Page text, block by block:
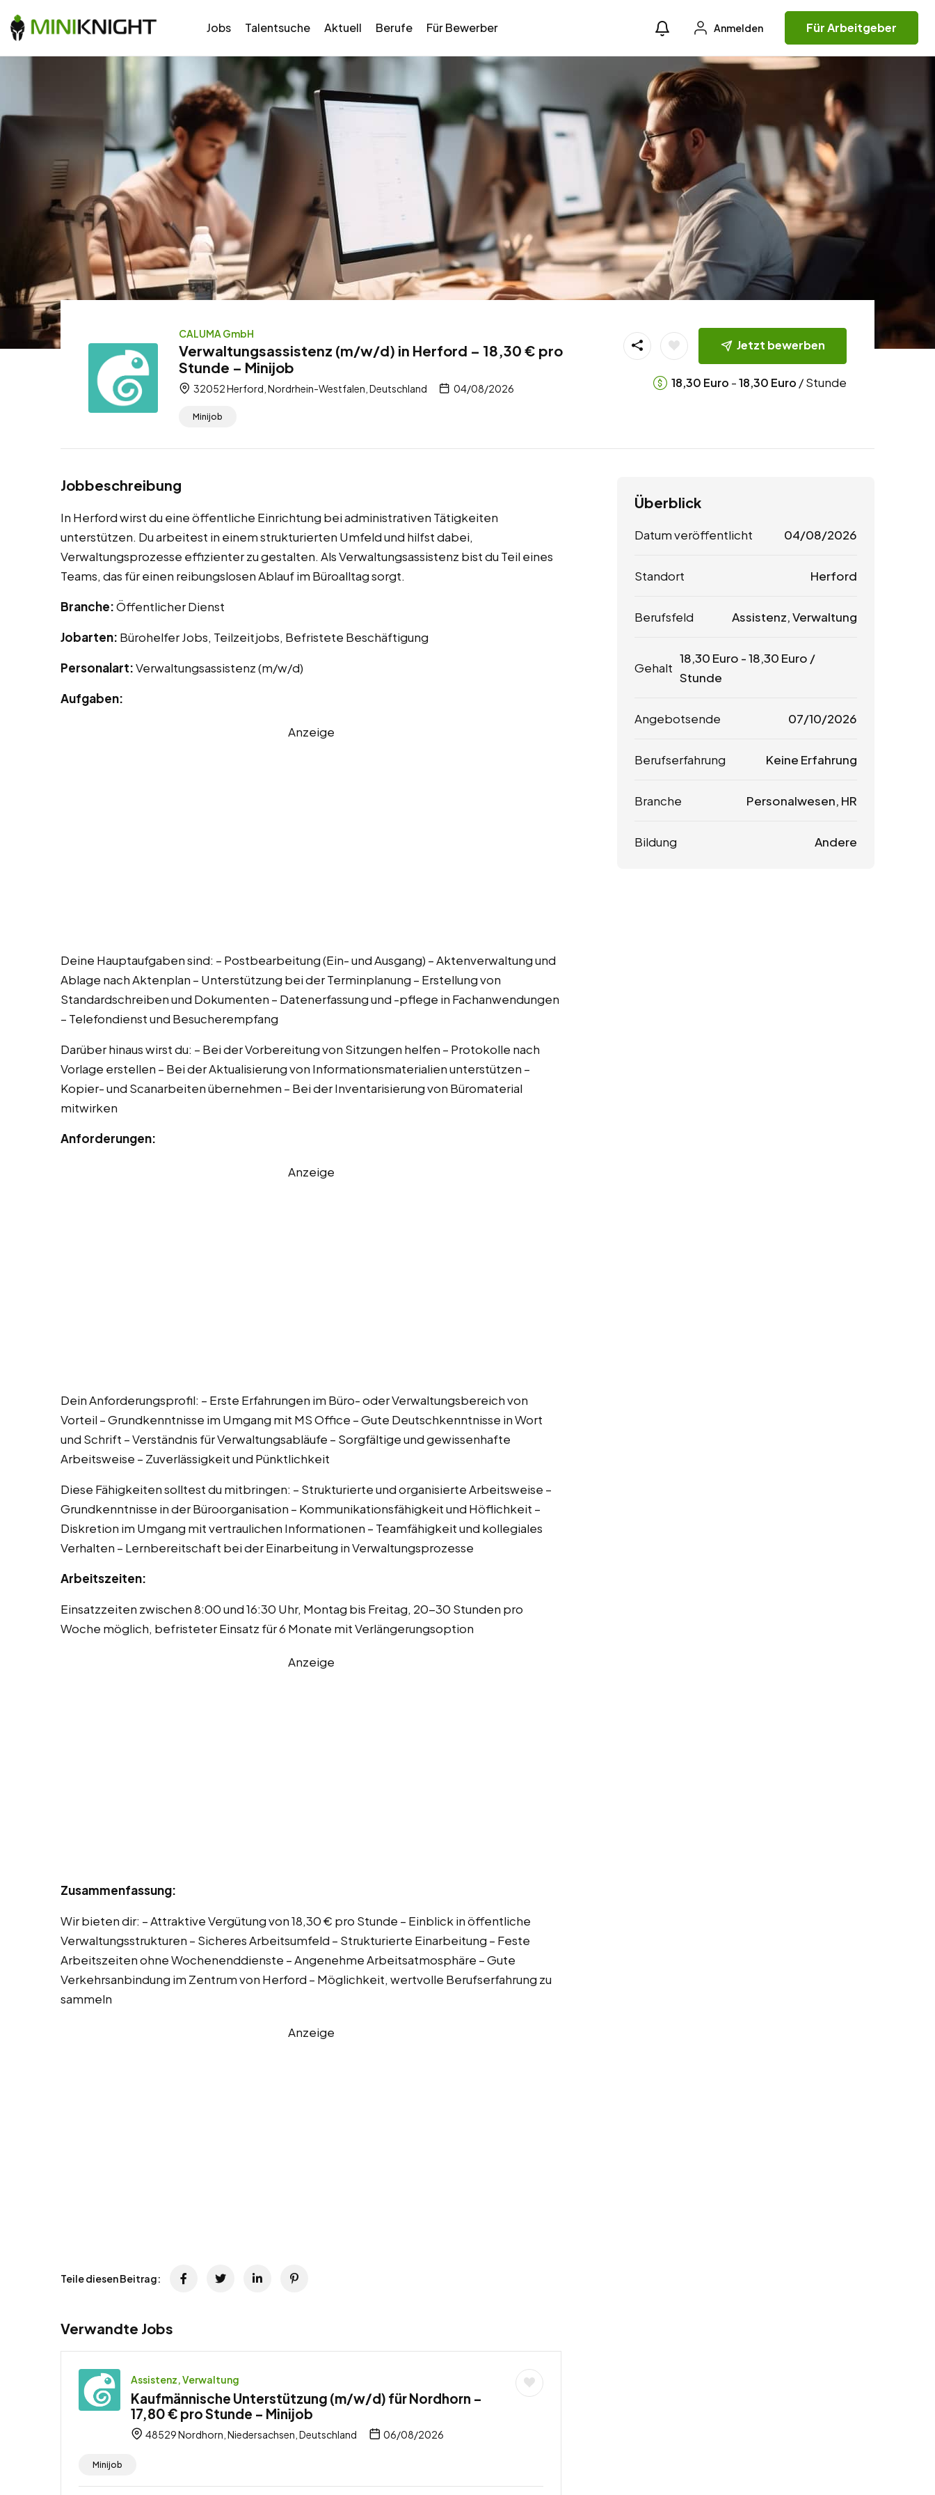
Jobs Talentsuche Aktuell Berufe Für Bewerber Anmelden Für Arbeitgeber
CALUMA GmbH
Verwaltungsassistenz (m/w/d) in Herford – 18,30 € pro
Stunde – Minijob
32052 Herford, Nordrhein-Westfalen, Deutschland 04/08/2026
Minijob
Jetzt bewerben
18,30 Euro -18,30 Euro / Stunde
Jobbeschreibung
In Herford wirst du eine öffentliche Einrichtung bei administrativen Tätigkeiten
unterstützen. Du arbeitest in einem strukturierten Umfeld und hilfst dabei,
Verwaltungsprozesse effizienter zu gestalten. Als Verwaltungsassistenz bist du Teil eines
Teams, das für einen reibungslosen Ablauf im Büroalltag sorgt.
Branche:Öffentlicher Dienst
Jobarten: Bürohelfer Jobs, Teilzeitjobs, Befristete Beschäftigung
Personalart:Verwaltungsassistenz (m/w/d)
Aufgaben:
Anzeige
Deine Hauptaufgaben sind: – Postbearbeitung (Ein- und Ausgang) – Aktenverwaltung und
Ablage nach Aktenplan – Unterstützung bei der Terminplanung – Erstellung von
Standardschreiben und Dokumenten – Datenerfassung und -pflege in Fachanwendungen
– Telefondienst und Besucherempfang
Darüber hinaus wirst du: – Bei der Vorbereitung von Sitzungen helfen – Protokolle nach
Vorlage erstellen – Bei der Aktualisierung von Informationsmaterialien unterstützen –
Kopier- und Scanarbeiten übernehmen – Bei der Inventarisierung von Büromaterial
mitwirken
Anforderungen:
Anzeige
Dein Anforderungsprofil: – Erste Erfahrungen im Büro- oder Verwaltungsbereich von
Vorteil – Grundkenntnisse im Umgang mit MS Office – Gute Deutschkenntnisse in Wort
und Schrift – Verständnis für Verwaltungsabläufe – Sorgfältige und gewissenhafte
Arbeitsweise – Zuverlässigkeit und Pünktlichkeit
Diese Fähigkeiten solltest du mitbringen: – Strukturierte und organisierte Arbeitsweise –
Grundkenntnisse in der Büroorganisation – Kommunikationsfähigkeit und Höflichkeit –
Diskretion im Umgang mit vertraulichen Informationen – Teamfähigkeit und kollegiales
Verhalten – Lernbereitschaft bei der Einarbeitung in Verwaltungsprozesse
Arbeitszeiten:
Einsatzzeiten zwischen 8:00 und 16:30 Uhr, Montag bis Freitag, 20-30 Stunden pro
Woche möglich, befristeter Einsatz für 6 Monate mit Verlängerungsoption
Anzeige
Zusammenfassung:
Wir bieten dir: – Attraktive Vergütung von 18,30 € pro Stunde – Einblick in öffentliche
Verwaltungsstrukturen – Sicheres Arbeitsumfeld – Strukturierte Einarbeitung – Feste
Arbeitszeiten ohne Wochenenddienste – Angenehme Arbeitsatmosphäre – Gute
Verkehrsanbindung im Zentrum von Herford – Möglichkeit, wertvolle Berufserfahrung zu
sammeln
Anzeige
Teile diesen Beitrag:
Verwandte Jobs
Assistenz, Verwaltung
Kaufmännische Unterstützung (m/w/d) für Nordhorn –
17,80 € pro Stunde – Minijob
48529 Nordhorn, Niedersachsen, Deutschland 06/08/2026
Minijob
Überblick
Datum veröffentlicht 04/08/2026
Standort Herford
Berufsfeld Assistenz, Verwaltung
Gehalt
18,30 Euro -18,30 Euro /
Stunde
Angebotsende 07/10/2026
Berufserfahrung Keine Erfahrung
Branche Personalwesen, HR
Bildung Andere